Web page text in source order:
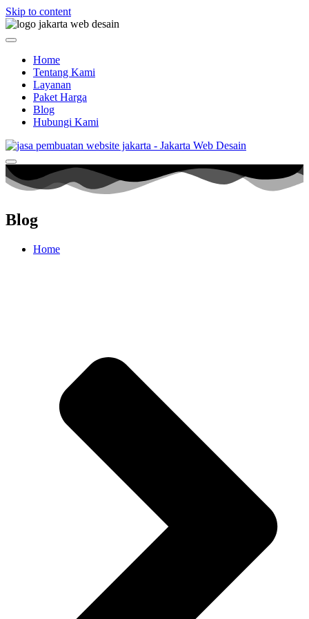
Skip to content
Home
Tentang Kami
Layanan
Paket Harga
Blog
Hubungi Kami
Blog
Home